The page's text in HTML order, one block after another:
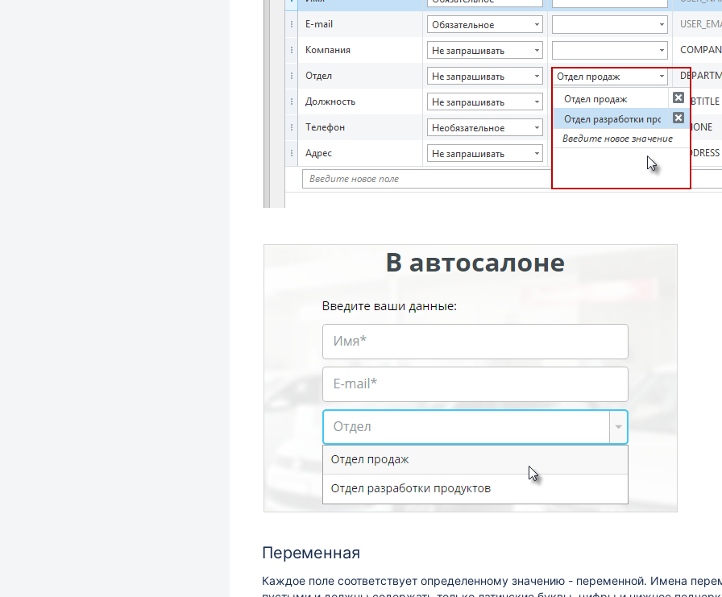
Переменная
Каждое поле соответствует определенному значению - переменной. Имена